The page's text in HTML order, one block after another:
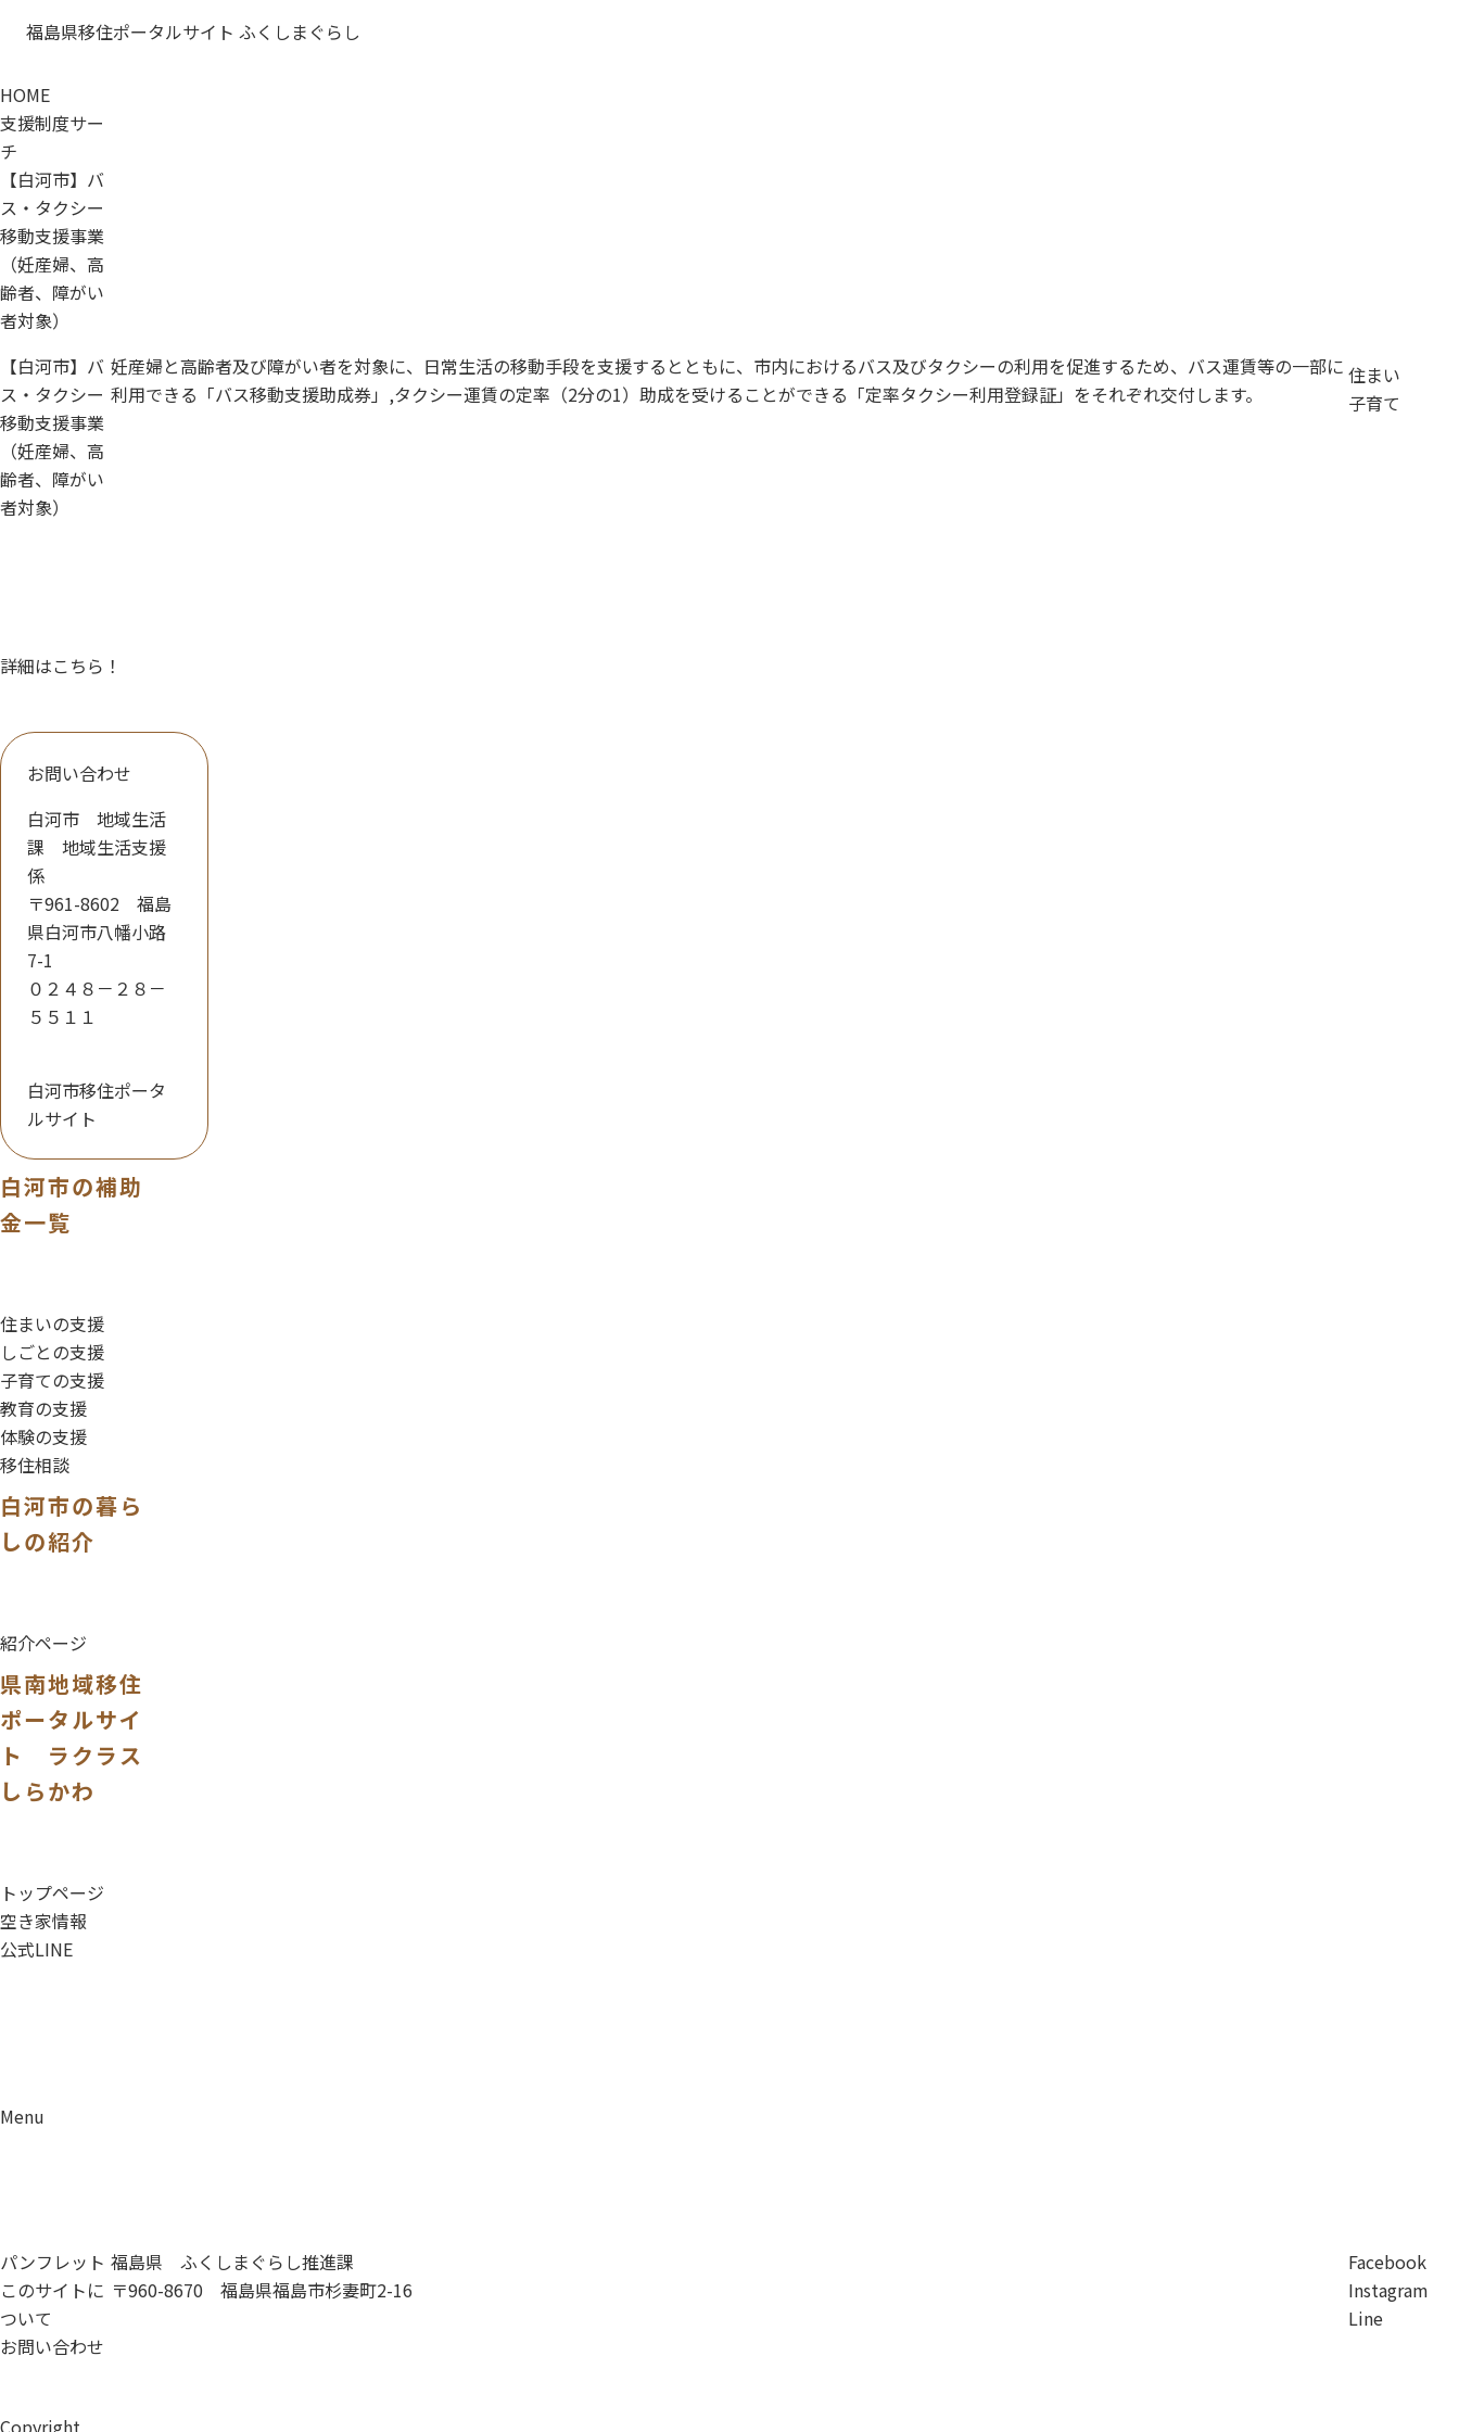
福島県移住ポータルサイト ふくしまぐらし
HOME
支援制度サー
チ
【白河市】バ
ス・タクシー
移動支援事業
（妊産婦、高
齢者、障がい
者対象）
【白河市】バ
ス・タクシー
移動支援事業
（妊産婦、高
齢者、障がい
者対象）
妊産婦と高齢者及び障がい者を対象に、日常生活の移動手段を支援するとともに、市内におけるバス及びタクシーの利用を促進するため、バス運賃等の一部に
利用できる「バス移動支援助成券」,タクシー運賃の定率（2分の1）助成を受けることができる「定率タクシー利用登録証」をそれぞれ交付します。
住まい
子育て
詳細はこちら！
お問い合わせ
白河市 地域生活
課 地域生活支援
係
〒961-8602 福島
県白河市八幡小路
7-1
０２４８－２８－
５５１１
白河市移住ポータ
ルサイト
白河市の補助
金一覧
住まいの支援
しごとの支援
子育ての支援
教育の支援
体験の支援
移住相談
白河市の暮ら
しの紹介
紹介ページ
県南地域移住
ポータルサイ
ト ラクラス
しらかわ
トップページ
空き家情報
公式LINE
Menu
パンフレット
このサイトに
ついて
お問い合わせ
福島県 ふくしまぐらし推進課
〒960-8670 福島県福島市杉妻町2-16
Facebook
Instagram
Line
Copyright